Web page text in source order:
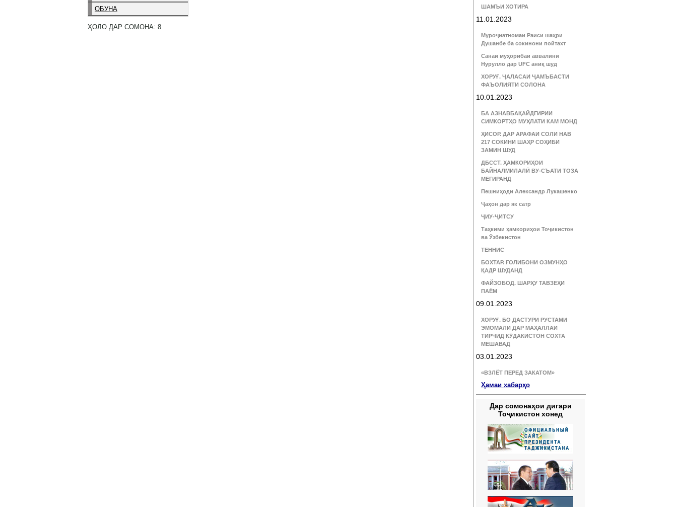
ОБУНА
ҲОЛО ДАР СОМОНА: 8
ШАМЪИ ХОТИРА
11.01.2023
Муроҷиатномаи Раиси шаҳри
Душанбе ба сокинони пойтахт
Санаи муҳорибаи аввалини
Нурулло дар UFC аниқ шуд
ХОРУҒ. ҶАЛАСАИ ҶАМЪБАСТИ
ФАЪОЛИЯТИ СОЛОНА
10.01.2023
БА АЗНАВБАҚАЙДГИРИИ
СИМКОРТҲО МУҲЛАТИ КАМ МОНД
ҲИСОР. ДАР АРАФАИ СОЛИ НАВ
217 СОКИНИ ШАҲР СОҲИБИ
ЗАМИН ШУД
ДБССТ. ҲАМКОРИҲОИ
БАЙНАЛМИЛАЛӢ ВУ-СЪАТИ ТОЗА
МЕГИРАНД
Пешниҳоди Александр Лукашенко
Ҷаҳон дар як сатр
ҶИУ-ҶИТСУ
Таҳкими ҳамкориҳои Тоҷикистон
ва Ӯзбекистон
ТЕННИС
БОХТАР. ҒОЛИБОНИ ОЗМУНҲО
ҚАДР ШУДАНД
ФАЙЗОБОД. ШАРҲУ ТАВЗЕҲИ
ПАЁМ
09.01.2023
ХОРУҒ. БО ДАСТУРИ РУСТАМИ
ЭМОМАЛӢ ДАР МАҲАЛЛАИ
ТИРЧИД КӮДАКИСТОН СОХТА
МЕШАВАД
03.01.2023
«ВЗЛЁТ ПЕРЕД ЗАКАТОМ»
Ҳамаи хабарҳо
Дар сомонаҳои дигари
Тоҷикистон хонед